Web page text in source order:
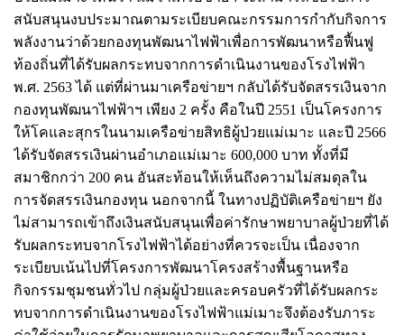
สนับสนุนงบประมาณตามระเบียบคณะกรรมการกำกับกิจการ
พลังงานว่าด้วยกองทุนพัฒนาไฟฟ้าเพื่อการพัฒนาหรือฟื้นฟู
ท้องถิ่นที่ได้รับผลกระทบจากการดำเนินงานของโรงไฟฟ้า
พ.ศ. 2563 ได้ แต่ที่ผ่านมาเครือข่ายฯ กลับได้รับจัดสรรเงินจาก
กองทุนพัฒนาไฟฟ้าฯ เพียง 2 ครั้ง คือในปี 2551 เป็นโครงการ
ให้โคและสุกรในนามเครือข่ายสิทธิผู้ป่วยแม่เมาะ และปี 2566
ได้รับจัดสรรเงินผ่านอำเภอแม่เมาะ 600,000 บาท ทั้งที่มี
สมาชิกกว่า 200 คน อันสะท้อนให้เห็นถึงความไม่สมดุลใน
การจัดสรรเงินกองทุน นอกจากนี้ ในทางปฏิบัติเครือข่ายฯ ยัง
ไม่สามารถเข้าถึงเงินสนับสนุนเพื่อค่ารักษาพยาบาลผู้ป่วยที่ได้
รับผลกระทบจากโรงไฟฟ้าได้อย่างที่ควรจะเป็น เนื่องจาก
ระเบียบเน้นไปที่โครงการพัฒนาโครงสร้างพื้นฐานหรือ
กิจกรรมชุมชนทั่วไป กลุ่มผู้ป่วยและครอบครัวที่ได้รับผลกระ
ทบจากการดำเนินงานของโรงไฟฟ้าแม่เมาะจึงต้องรับภาระ